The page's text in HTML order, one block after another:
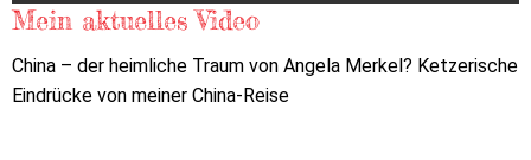
Mein aktuelles Video
China – der heimliche Traum von Angela Merkel? Ketzerische
Eindrücke von meiner China-Reise